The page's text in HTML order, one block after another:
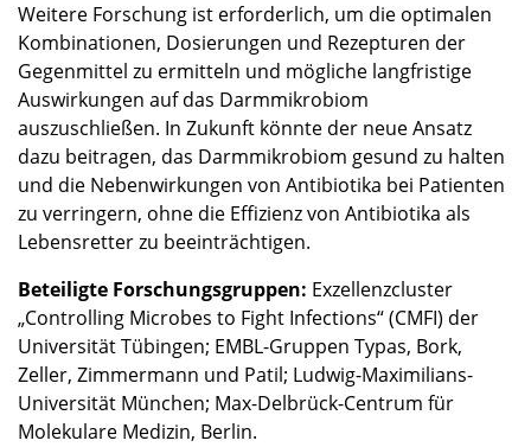
Weitere Forschung ist erforderlich, um die optimalen
Kombinationen, Dosierungen und Rezepturen der
Gegenmittel zu ermitteln und mögliche langfristige
Auswirkungen auf das Darmmikrobiom
auszuschließen. In Zukunft könnte der neue Ansatz
dazu beitragen, das Darmmikrobiom gesund zu halten
und die Nebenwirkungen von Antibiotika bei Patienten
zu verringern, ohne die Effizienz von Antibiotika als
Lebensretter zu beeinträchtigen.
Beteiligte Forschungsgruppen: Exzellenzcluster
„Controlling Microbes to Fight Infections“ (CMFI) der
Universität Tübingen; EMBL-Gruppen Typas, Bork,
Zeller, Zimmermann und Patil; Ludwig-Maximilians-
Universität München; Max-Delbrück-Centrum für
Molekulare Medizin, Berlin.